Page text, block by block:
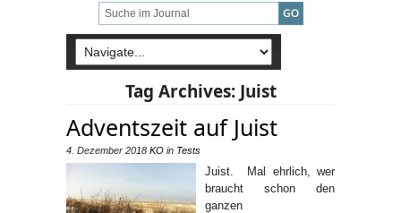
Tag Archives: Juist
Adventszeit auf Juist
4. Dezember 2018 KO in Tests
Juist. Mal ehrlich, wer
braucht schon den
ganzen